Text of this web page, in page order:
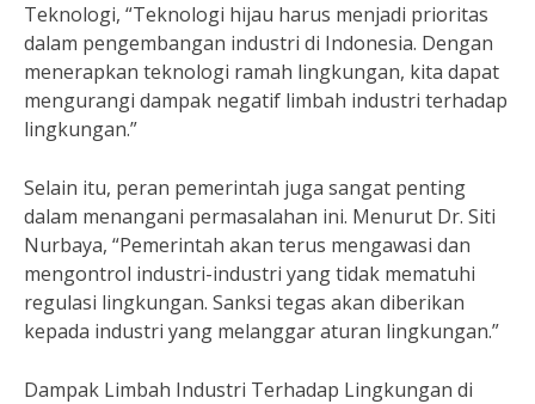
Teknologi, “Teknologi hijau harus menjadi prioritas
dalam pengembangan industri di Indonesia. Dengan
menerapkan teknologi ramah lingkungan, kita dapat
mengurangi dampak negatif limbah industri terhadap
lingkungan.”
Selain itu, peran pemerintah juga sangat penting
dalam menangani permasalahan ini. Menurut Dr. Siti
Nurbaya, “Pemerintah akan terus mengawasi dan
mengontrol industri-industri yang tidak mematuhi
regulasi lingkungan. Sanksi tegas akan diberikan
kepada industri yang melanggar aturan lingkungan.”
Dampak Limbah Industri Terhadap Lingkungan di